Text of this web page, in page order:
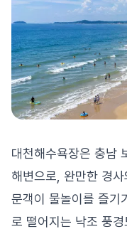
대천해수욕장은 충남
해변으로, 완만한 경
문객이 물놀이를 즐기
로 떨어지는 낙조 풍